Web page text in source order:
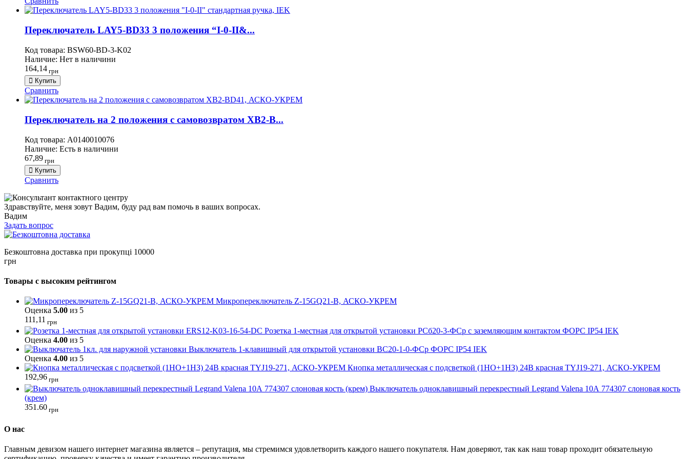
Переключатель LAY5-BD33 3 положения “I-0-II&...
Код товара: BSW60-BD-3-K02
Наличие: Нет в наличини
164,14 грн
Купить
Сравнить
Переключатель на 2 положения с самовозвратом XB2-B...
Код товара: A0140010076
Наличие: Есть в наличини
67,89 грн
Купить
Сравнить
Здравствуйте, меня зовут Вадим, буду рад вам помочь в ваших вопросах.
Вадим
Задать вопрос
Безкоштовна доставка при прокупці 10000
грн
Товары с высоким рейтингом
Микропереключатель Z-15GQ21-B, АСКО-УКРЕМ
Оценка 5.00 из 5
111,11 грн
Розетка 1-местная для открытой установки РСб20-3-ФСр с заземляющим контактом ФОРС IP54 IEK
Оценка 4.00 из 5
Выключатель 1-клавишный для открытой установки ВС20-1-0-ФСр ФОРС IP54 IEK
Оценка 4.00 из 5
Кнопка металлическая с подсветкой (1НО+1НЗ) 24В красная TYJ19-271, АСКО-УКРЕМ
192,96 грн
Выключатель одноклавишный перекрестный Legrand Valena 10А 774307 слоновая кость
(крем)
351.60 грн
О нас
Главным девизом нашего интернет магазина является – репутация, мы стремимся удовлетворить каждого нашего покупателя. Нам доверяют, так как наш товар проходит обязательную